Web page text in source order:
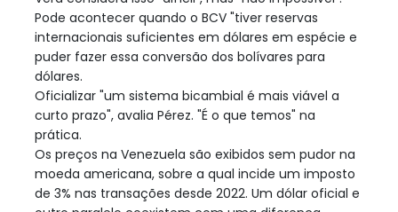
Pode acontecer quando o BCV "tiver reservas
internacionais suficientes em dólares em espécie e
puder fazer essa conversão dos bolívares para
dólares.
Oficializar "um sistema bicambial é mais viável a
curto prazo", avalia Pérez. "É o que temos" na
prática.
Os preços na Venezuela são exibidos sem pudor na
moeda americana, sobre a qual incide um imposto
de 3% nas transações desde 2022. Um dólar oficial e